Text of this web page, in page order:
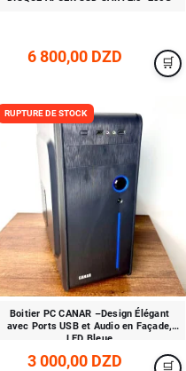
6 800,00 DZD
RUPTURE DE STOCK
Boitier PC CANAR –Design Élégant
avec Ports USB et Audio en Façade,
LED Bleue
3 000,00 DZD